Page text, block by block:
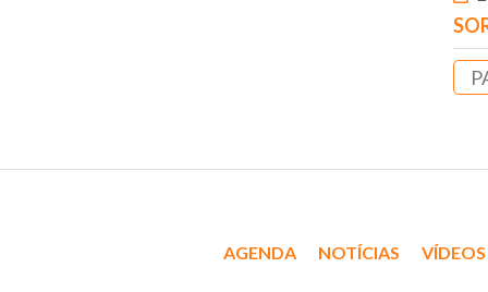
AGENDA NOTÍCIAS VÍDEOS